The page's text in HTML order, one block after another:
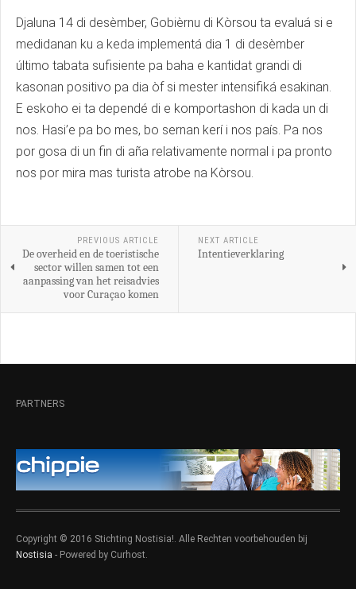
Djaluna 14 di desèmber, Gobièrnu di Kòrsou ta evaluá si e
medidanan ku a keda implementá dia 1 di desèmber
último tabata sufisiente pa baha e kantidat grandi di
kasonan positivo pa dia òf si mester intensifiká esakinan.
E eskoho ei ta dependé di e komportashon di kada un di
nos. Hasi’e pa bo mes, bo sernan kerí i nos país. Pa nos
por gosa di un fin di aña relativamente normal i pa pronto
nos por mira mas turista atrobe na Kòrsou.
PREVIOUS ARTICLE
De overheid en de toeristische
sector willen samen tot een
aanpassing van het reisadvies
voor Curaçao komen
NEXT ARTICLE
Intentieverklaring
PARTNERS
Copyright © 2016 Stichting Nostisia!. Alle Rechten voorbehouden bij
Nostisia - Powered by Curhost.